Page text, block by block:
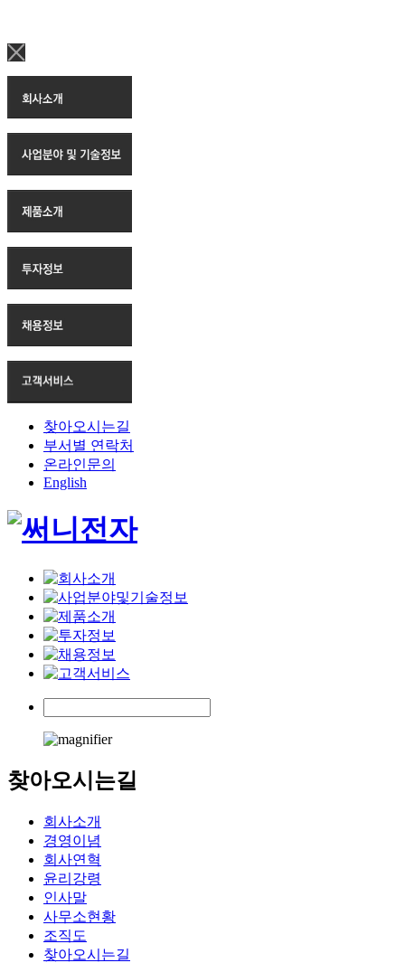
찾아오시는길
부서별 연락처
온라인문의
English
찾아오시는길
회사소개
경영이념
회사연혁
윤리강령
인사말
사무소현황
조직도
찾아오시는길